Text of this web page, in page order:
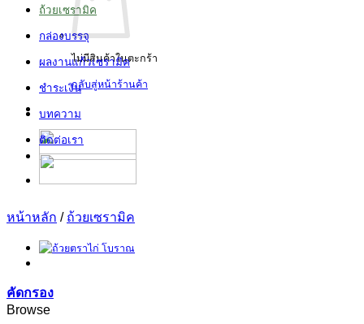
ไม่มีสินค้าในตะกร้า
กลับสู่หน้าร้านค้า
ถ้วยเซรามิค
กล่องบรรจุ
ผลงานแก้วเซรามิค
ชำระเงิน
บทความ
ติดต่อเรา
หน้าหลัก / ถ้วยเซรามิค
คัดกรอง
Browse